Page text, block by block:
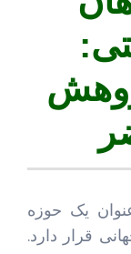
یک حوزه
قرار دارد.